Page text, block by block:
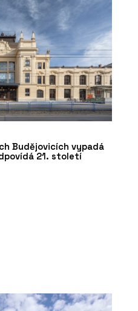
Budějovicích vypadá
21. století